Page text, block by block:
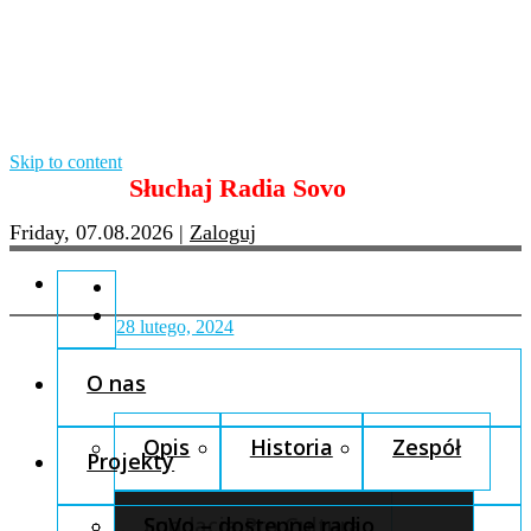
Skip to content
Słuchaj Radia Sovo
Friday, 07.08.2026 | Zaloguj
O nas
Opis Historia Zespół
Fundacja Pro Cultura
Projekty
SoVo – dostępne radio
28 lutego, 2024